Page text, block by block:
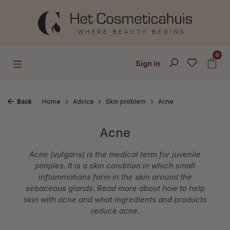
Skip to main content
Sign in
0
Back Home Advice Skin problem Acne
Acne
Acne (vulgaris) is the medical term for juvenile
pimples. It is a skin condition in which small
inflammations form in the skin around the
sebaceous glands. Read more about how to help
skin with acne and what ingredients and products
reduce acne.